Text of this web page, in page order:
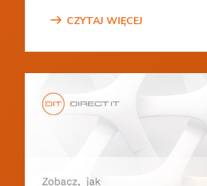
CZYTAJ WIĘCEJ